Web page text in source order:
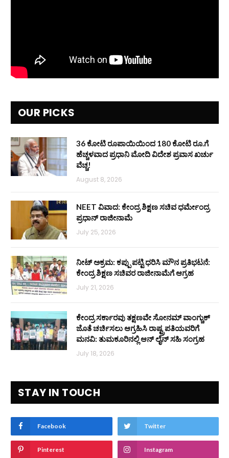
OUR PICKS
36 ಕೋಟಿ ರೂಪಾಯಿಯಿಂದ 180 ಕೋಟಿ ರೂ.ಗೆ
ಹೆಚ್ಚಳವಾದ ಪ್ರಧಾನಿ ಮೋದಿ ವಿದೇಶ ಪ್ರವಾಸ ಖರ್ಚು
ವೆಚ್ಚ!
August 8, 2026
NEET ವಿವಾದ: ಕೇಂದ್ರ ಶಿಕ್ಷಣ ಸಚಿವ ಧರ್ಮೇಂದ್ರ
ಪ್ರಧಾನ್ ರಾಜೀನಾಮೆ
July 25, 2026
ನೀಟ್ ಅಕ್ರಮ: ಕಪ್ಪು ಪಟ್ಟಿ ಧರಿಸಿ ಮೌನ ಪ್ರತಿಭಟನೆ:
ಕೇಂದ್ರ ಶಿಕ್ಷಣ ಸಚಿವರ ರಾಜೀನಾಮೆಗೆ ಆಗ್ರಹ
July 21, 2026
ಕೇಂದ್ರ ಸರ್ಕಾರವು ತಕ್ಷಣವೇ ಸೋನಮ್ ವಾಂಗ್ಚುಕ್
ಜೊತೆ ಚರ್ಚಿಸಲು ಆಗ್ರಹಿಸಿ ರಾಷ್ಟ್ರಪತಿಯವರಿಗೆ
ಮನವಿ: ತುಮಕೂರಿನಲ್ಲಿ ಆನ್‌ ಲೈನ್ ಸಹಿ ಸಂಗ್ರಹ
July 18, 2026
STAY IN TOUCH
Facebook Twitter
Pinterest Instagram